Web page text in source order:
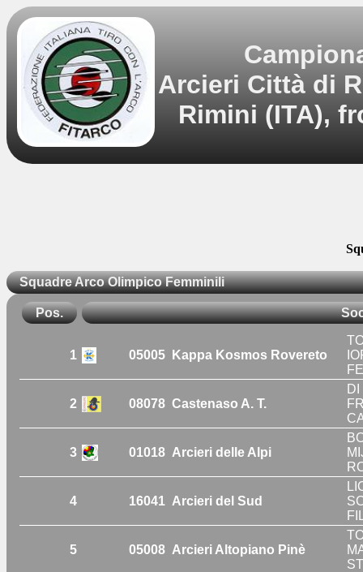
Arcieri Città di
Rimini (ITA),
Squadre Arco Olimpico Femminili
Pos.
1 05005 Kappa Kosmos Rovereto
2 08078 Castenaso A. T.
3 01018 Arcieri delle Alpi
4 16041 Arcieri del Sud
5 05008 Arcieri Altopiano Pinè